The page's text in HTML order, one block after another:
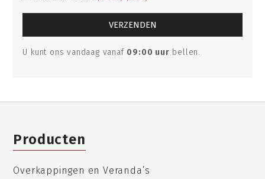
U kunt ons vandaag vanaf 09:00 uur bellen.
Producten
Overkappingen en Veranda’s